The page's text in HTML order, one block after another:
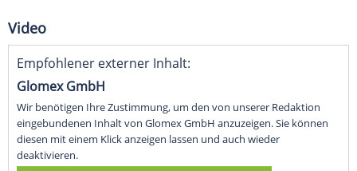
Video
Empfohlener externer Inhalt:
Glomex GmbH
Wir benötigen Ihre Zustimmung, um den von unserer Redaktion
eingebundenen Inhalt von Glomex GmbH anzuzeigen. Sie können
diesen mit einem Klick anzeigen lassen und auch wieder
deaktivieren.